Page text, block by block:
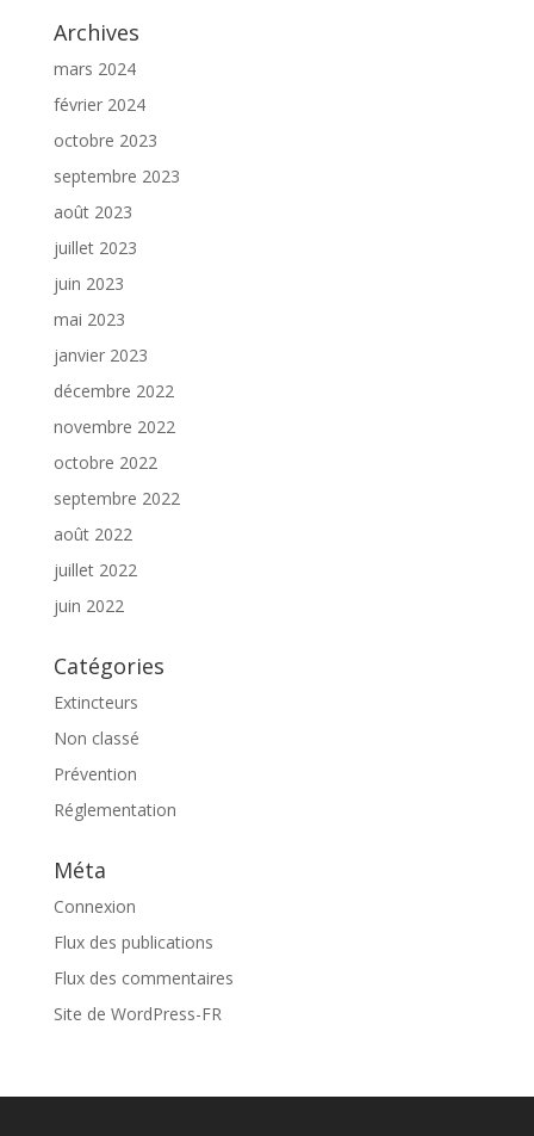
Archives
mars 2024
février 2024
octobre 2023
septembre 2023
août 2023
juillet 2023
juin 2023
mai 2023
janvier 2023
décembre 2022
novembre 2022
octobre 2022
septembre 2022
août 2022
juillet 2022
juin 2022
Catégories
Extincteurs
Non classé
Prévention
Réglementation
Méta
Connexion
Flux des publications
Flux des commentaires
Site de WordPress-FR